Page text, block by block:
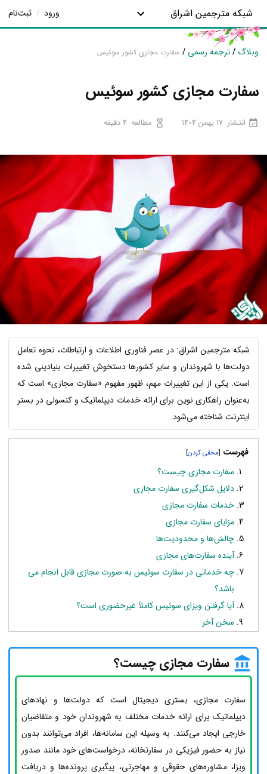
شبکه مترجمین اشراق ورود / ثبت‌نام
وبلاگ /ترجمه رسمی / سفارت مجازی کشور سوئیس
سفارت مجازی کشور سوئیس
انتشار 17 بهمن 1404 مطالعه 4 دقیقه
شبکه مترجمین اشراق: در عصر فناوری اطلاعات و ارتباطات، نحوه تعامل
دولت‌ها با شهروندان و سایر کشورها دستخوش تغییرات بنیادینی شده
است. یکی از این تغییرات مهم، ظهور مفهوم «سفارت مجازی» است که
به‌عنوان راهکاری نوین برای ارائه خدمات دیپلماتیک و کنسولی در بستر
اینترنت شناخته می‌شود.
فهرست [
]
سفارت مجازی چیست؟
دلایل شکل‌گیری سفارت مجازی
خدمات سفارت مجازی
مزایای سفارت مجازی
چالش‌ها و محدودیت‌ها
آینده سفارت‌های مجازی
چه خدماتی در سفارت سوئیس به صورت مجازی قابل انجام می
باشد؟
آیا گرفتن ویزای سوئیس کاملاً غیرحضوری است؟
سخن آخر
سفارت مجازی چیست؟
سفارت مجازی، بستری دیجیتال است که دولت‌ها و نهادهای
دیپلماتیک برای ارائه خدمات مختلف به شهروندان خود و متقاضیان
خارجی ایجاد می‌کنند. به وسیله این سامانه‌ها، افراد می‌توانند بدون
نیاز به حضور فیزیکی در سفارتخانه، درخواست‌های خود مانند صدور
ویزا، مشاوره‌های حقوقی و مهاجرتی، پیگیری پرونده‌ها و دریافت